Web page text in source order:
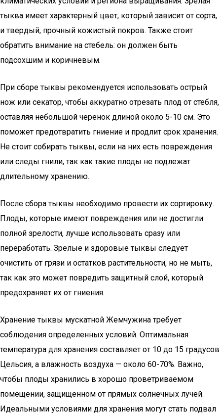
тыква имеет характерный цвет, который зависит от сорта,
и твердый, прочный кожистый покров. Также стоит
обратить внимание на стебель: он должен быть
подсохшим и коричневым.
При сборе тыквы рекомендуется использовать острый
нож или секатор, чтобы аккуратно отрезать плод от стебля,
оставляя небольшой черенок длиной около 5-10 см. Это
поможет предотвратить гниение и продлит срок хранения.
Не стоит собирать тыквы, если на них есть повреждения
или следы гнили, так как такие плоды не подлежат
длительному хранению.
После сбора тыквы необходимо провести их сортировку.
Плоды, которые имеют повреждения или не достигли
полной зрелости, лучше использовать сразу или
переработать. Зрелые и здоровые тыквы следует
очистить от грязи и остатков растительности, но не мыть,
так как это может повредить защитный слой, который
предохраняет их от гниения.
Хранение тыквы мускатной Жемчужина требует
соблюдения определенных условий. Оптимальная
температура для хранения составляет от 10 до 15 градусов
Цельсия, а влажность воздуха — около 60-70%. Важно,
чтобы плоды хранились в хорошо проветриваемом
помещении, защищенном от прямых солнечных лучей.
Идеальными условиями для хранения могут стать подвал